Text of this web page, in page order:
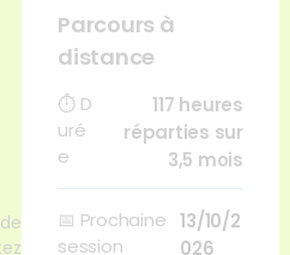
Parcours à
distance
⏱ D
uré
e
117 heures
réparties sur
3,5 mois
📅 Prochaine
session
13/10/2
026